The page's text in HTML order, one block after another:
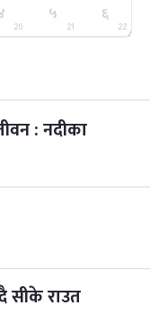
७ महिना बाँकी
७ महिना बाँकी
20
५
21
६
22
: नदीका
सीके राउत